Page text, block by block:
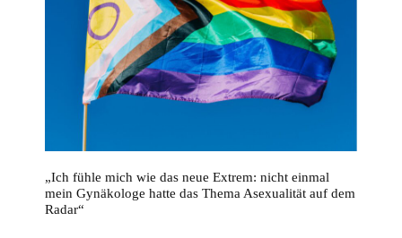
„Ich fühle mich wie das neue Extrem: nicht einmal
mein Gynäkologe hatte das Thema Asexualität auf dem
Radar“